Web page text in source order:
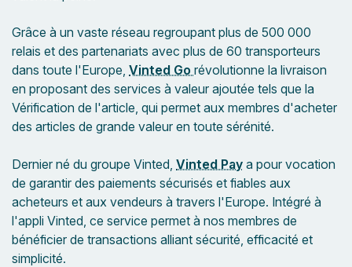
Grâce à un vaste réseau regroupant plus de 500 000
relais et des partenariats avec plus de 60 transporteurs
dans toute l'Europe, Vinted Go révolutionne la livraison
en proposant des services à valeur ajoutée tels que la
Vérification de l'article, qui permet aux membres d'acheter
des articles de grande valeur en toute sérénité.
Dernier né du groupe Vinted, Vinted Pay a pour vocation
de garantir des paiements sécurisés et fiables aux
acheteurs et aux vendeurs à travers l'Europe. Intégré à
l'appli Vinted, ce service permet à nos membres de
bénéficier de transactions alliant sécurité, efficacité et
simplicité.